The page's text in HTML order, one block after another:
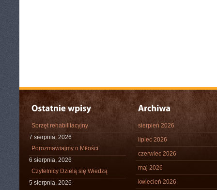
Sprzęt rehabilitacyjny
7 sierpnia, 2026
Porozmawiajmy o Miłości
6 sierpnia, 2026
Czytelnicy Dzielą się Wiedzą
5 sierpnia, 2026
sierpień 2026
lipiec 2026
czerwiec 2026
maj 2026
kwiecień 2026